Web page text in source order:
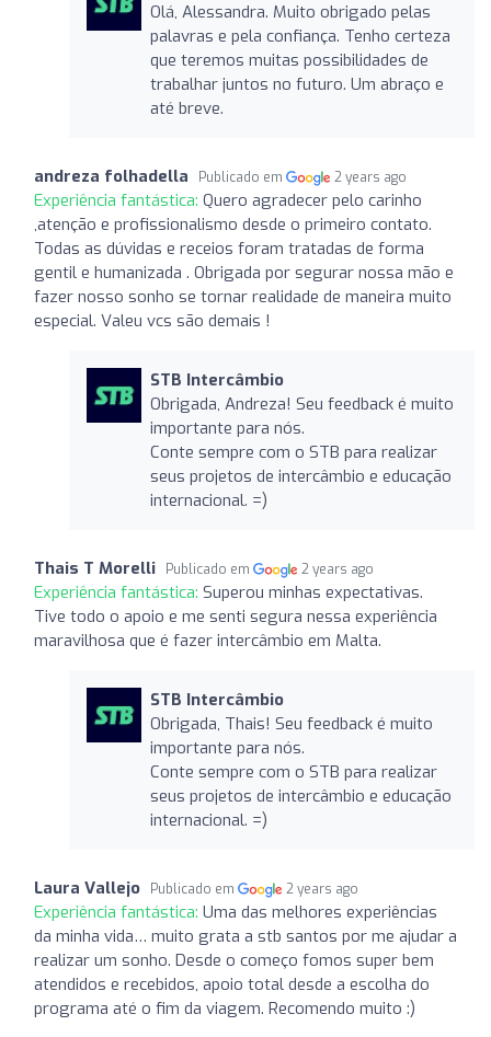
Olá, Alessandra. Muito obrigado pelas
palavras e pela confiança. Tenho certeza
que teremos muitas possibilidades de
trabalhar juntos no futuro. Um abraço e
até breve.
andreza folhadella Publicado em 2 years ago
Experiência fantástica: Quero agradecer pelo carinho
,atenção e profissionalismo desde o primeiro contato.
Todas as dúvidas e receios foram tratadas de forma
gentil e humanizada . Obrigada por segurar nossa mão e
fazer nosso sonho se tornar realidade de maneira muito
especial. Valeu vcs são demais !
STB Intercâmbio
Obrigada, Andreza! Seu feedback é muito
importante para nós.
Conte sempre com o STB para realizar
seus projetos de intercâmbio e educação
internacional. =)
Thais T Morelli Publicado em 2 years ago
Experiência fantástica: Superou minhas expectativas.
Tive todo o apoio e me senti segura nessa experiência
maravilhosa que é fazer intercâmbio em Malta.
STB Intercâmbio
Obrigada, Thais! Seu feedback é muito
importante para nós.
Conte sempre com o STB para realizar
seus projetos de intercâmbio e educação
internacional. =)
Laura Vallejo Publicado em 2 years ago
Experiência fantástica: Uma das melhores experiências
da minha vida… muito grata a stb santos por me ajudar a
realizar um sonho. Desde o começo fomos super bem
atendidos e recebidos, apoio total desde a escolha do
programa até o fim da viagem. Recomendo muito :)